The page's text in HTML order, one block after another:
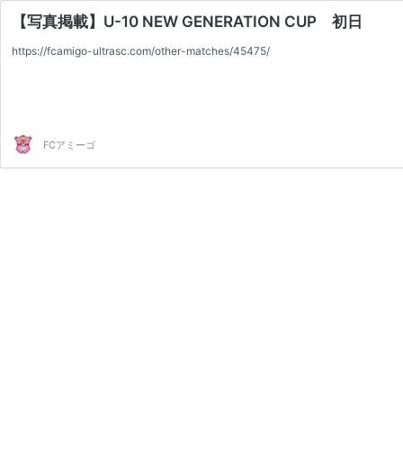
【写真掲載】U-10 NEW GENERATION CUP 初日
https://fcamigo-ultrasc.com/other-matches/45475/
FCアミーゴ